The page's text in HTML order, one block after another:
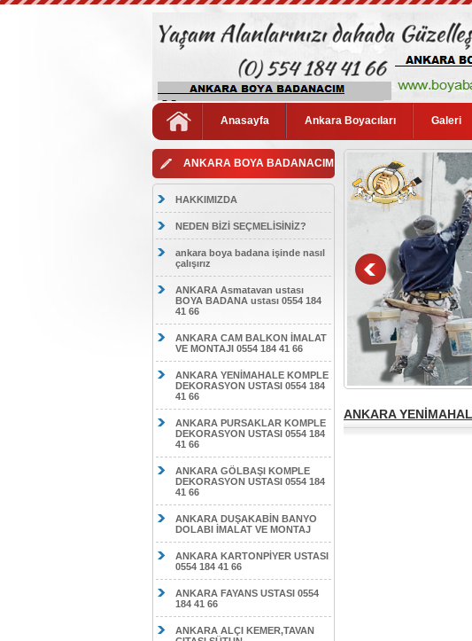
Anasayfa Ankara Boyacıları Galeri
ANKARA BOYA BADANACIM
HAKKIMIZDA
NEDEN BİZİ SEÇMELİSİNİZ?
ankara boya badana işinde nasıl
çalışırız
ANKARA Asmatavan ustası
BOYA BADANA ustası 0554 184
41 66
ANKARA CAM BALKON İMALAT
VE MONTAJI 0554 184 41 66
ANKARA YENİMAHALE KOMPLE
DEKORASYON USTASI 0554 184
41 66
ANKARA PURSAKLAR KOMPLE
DEKORASYON USTASI 0554 184
41 66
ANKARA GÖLBAŞI KOMPLE
DEKORASYON USTASI 0554 184
41 66
ANKARA DUŞAKABİN BANYO
DOLABI İMALAT VE MONTAJ
ANKARA KARTONPİYER USTASI
0554 184 41 66
ANKARA FAYANS USTASI 0554
184 41 66
ANKARA ALÇI KEMER,TAVAN
ANKARA